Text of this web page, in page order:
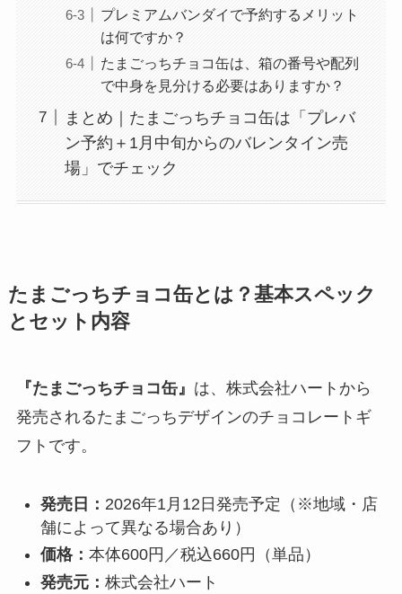
プレミアムバンダイで予約するメリット
は何ですか？
たまごっちチョコ缶は、箱の番号や配列
で中身を見分ける必要はありますか？
まとめ｜たまごっちチョコ缶は「プレバ
ン予約＋1月中旬からのバレンタイン売
場」でチェック
たまごっちチョコ缶とは？基本スペック
とセット内容
『たまごっちチョコ缶』 は、株式会社ハートから
発売されるたまごっちデザインのチョコレートギ
フトです。
発売日： 2026年1月12日発売予定（※地域・店
舗によって異なる場合あり）
価格： 本体600円／税込660円（単品）
発売元： 株式会社ハート